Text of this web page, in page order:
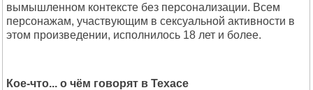
вымышленном контексте без персонализации. Всем
персонажам, участвующим в сексуальной активности в
этом произведении, исполнилось 18 лет и более.
Кое-что... о чём говорят в Техасе